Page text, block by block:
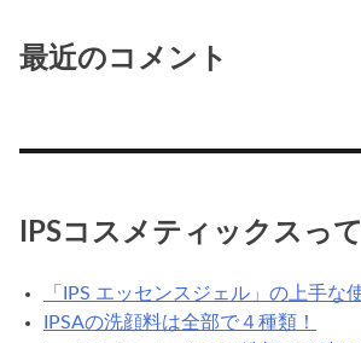
最近のコメント
IPSコスメティックスっ
「IPS エッセンスジェル」の上手な
IPSAの洗顔料は全部で４種類！